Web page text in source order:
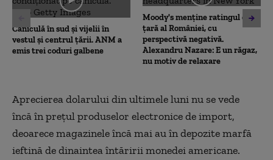
Caniculă în sud și vijelii în
vestul și centrul țării. ANM a
emis trei coduri galbene
Moody's menține ratingul de
țară al României, cu
perspectivă negativă.
Alexandru Nazare: E un răgaz,
nu motiv de relaxare
Aprecierea dolarului din ultimele luni nu se vede
încă în preţul produselor electronice de import,
deoarece magazinele încă mai au în depozite marfă
ieftină de dinaintea întăririi monedei americane.